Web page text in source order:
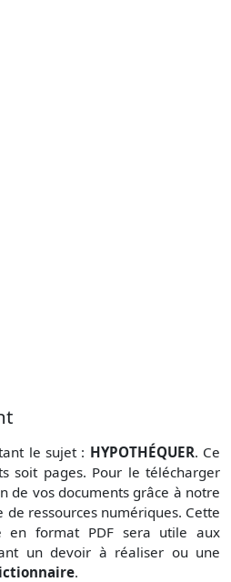
le sujet : HYPOTHÉQUER. Ce
soit pages. Pour le télécharger
de vos documents grâce à notre
de ressources numériques. Cette
en format PDF sera utile aux
un devoir à réaliser ou une
.